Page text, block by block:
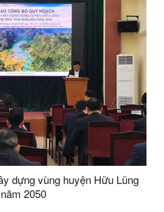
dựng vùng huyện Hữu Lũng
2050